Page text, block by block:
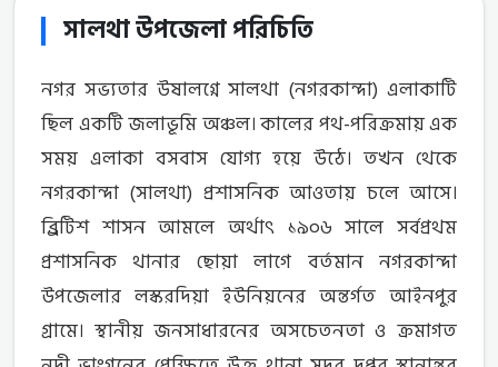
সালথা উপজেলা পরিচিতি
নগর সভ্যতার উষালগ্নে সালথা (নগরকান্দা) এলাকাটি
ছিল একটি জলাভূমি অঞ্চল। কালের পথ-পরিক্রমায় এক
সময় এলাকা বসবাস যোগ্য হয়ে উঠে। তখন থেকে
নগরকান্দা (সালথা) প্রশাসনিক আওতায় চলে আসে।
ব্র্রিটিশ শাসন আমলে অর্থাৎ ১৯০৬ সালে সর্বপ্রথম
প্রশাসনিক থানার ছোয়া লাগে বর্তমান নগরকান্দা
উপজেলার লস্করদিয়া ইউনিয়নের অন্তর্গত আইনপুর
গ্রামে। স্থানীয় জনসাধারনের অসচেতনতা ও ক্রমাগত